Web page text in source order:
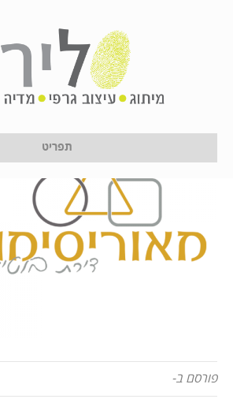
תפריט
forfacebooklogo
26 בנובמבר 2018
פורסם ב-